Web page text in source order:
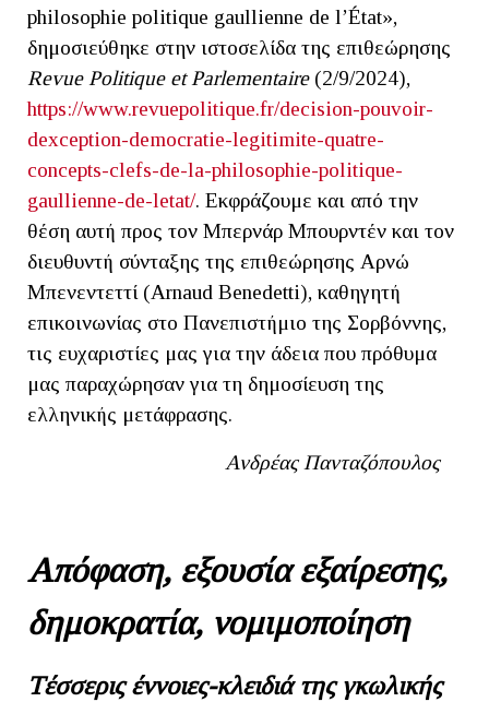
philosophie politique gaullienne de l’État»,
δημοσιεύθηκε στην ιστοσελίδα της επιθεώρησης
Revue Politique et Parlementaire(2/9/2024),
https://www.revuepolitique.fr/decision-pouvoir-
dexception-democratie-legitimite-quatre-
concepts-clefs-de-la-philosophie-politique-
gaullienne-de-letat/. Εκφράζουμε και από την
θέση αυτή προς τον Μπερνάρ Μπουρντέν και τον
διευθυντή σύνταξης της επιθεώρησης Αρνώ
Μπενεντεττί (Arnaud Benedetti), καθηγητή
επικοινωνίας στο Πανεπιστήμιο της Σορβόννης,
τις ευχαριστίες μας για την άδεια που πρόθυμα
μας παραχώρησαν για τη δημοσίευση της
ελληνικής μετάφρασης.
Ανδρέας Πανταζόπουλος
Απόφαση, εξουσία εξαίρεσης,
δημοκρατία, νομιμοποίηση
Tέσσερις έννοιες-κλειδιά της γκωλικής